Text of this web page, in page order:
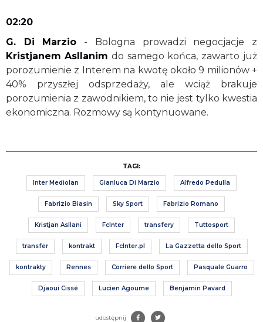
02:20
G. Di Marzio - Bologna prowadzi negocjacje z
Kristjanem Asllanim do samego końca, zawarto już
porozumienie z Interem na kwotę około 9 milionów +
40% przyszłej odsprzedaży, ale wciąż brakuje
porozumienia z zawodnikiem, to nie jest tylko kwestia
ekonomiczna. Rozmowy są kontynuowane.
TAGI:
Inter Mediolan Gianluca Di Marzio Alfredo Pedulla
Fabrizio Biasin Sky Sport Fabrizio Romano
Kristjan Asllani FcInter transfery Tuttosport
transfer kontrakt FcInter.pl La Gazzetta dello Sport
kontrakty Rennes Corriere dello Sport Pasquale Guarro
Djaoui Cissé Lucien Agoume Benjamin Pavard
udostępnij